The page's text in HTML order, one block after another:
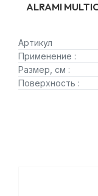
ALRAMI
Артикул
Применение :
Размер, см :
Поверхность :